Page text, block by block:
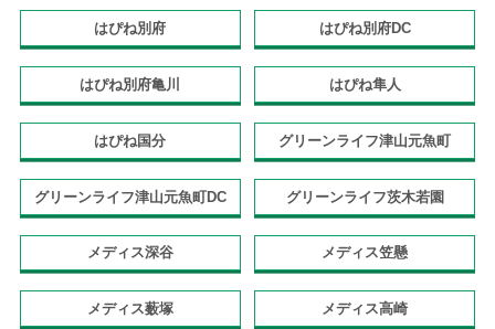
はぴね別府 はぴね別府DC
はぴね別府亀川 はぴね隼人
はぴね国分 グリーンライフ津山元魚町
グリーンライフ津山元魚町DC グリーンライフ茨木若園
メディス深谷 メディス笠懸
メディス薮塚 メディス高崎